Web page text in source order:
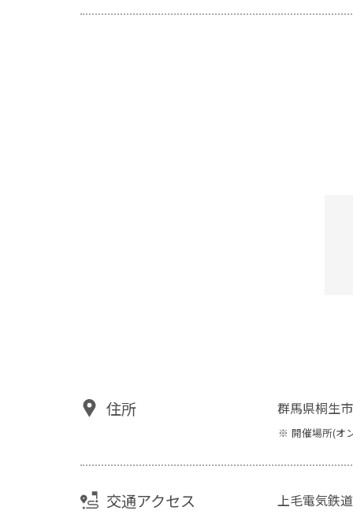
住所 群馬県桐生市
開催場所(オ
交通アクセス 上毛電気鉄